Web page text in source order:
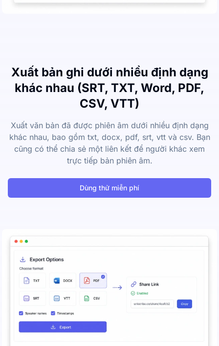
Xuất bản ghi dưới nhiều định dạng
khác nhau (SRT, TXT, Word, PDF,
CSV, VTT)
Xuất văn bản đã được phiên âm dưới nhiều định dạng
khác nhau, bao gồm txt, docx, pdf, srt, vtt và csv. Bạn
cũng có thể chia sẻ một liên kết để người khác xem
trực tiếp bản phiên âm.
Dùng thử miễn phí